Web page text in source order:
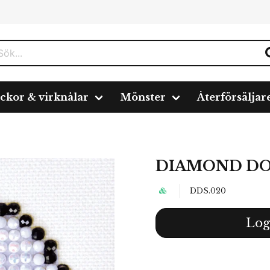
& virknålar Mönster
DIAMOND
DDS.020